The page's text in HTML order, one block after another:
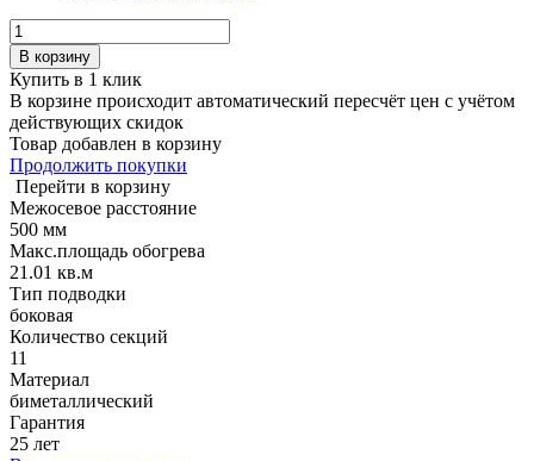
В корзину
Купить в 1 клик
В корзине происходит автоматический пересчёт цен с учётом
действующих скидок
Товар добавлен в корзину
Продолжить покупки
Перейти в корзину
Межосевое расстояние
500 мм
Макс.площадь обогрева
21.01 кв.м
Тип подводки
боковая
Количество cекций
11
Материал
биметаллический
Гарантия
25 лет